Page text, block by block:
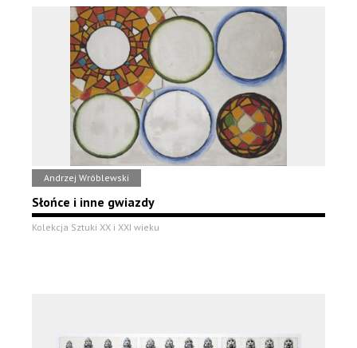
Andrzej Wróblewski
Słońce i inne gwiazdy
Kolekcja Sztuki XX i XXI wieku